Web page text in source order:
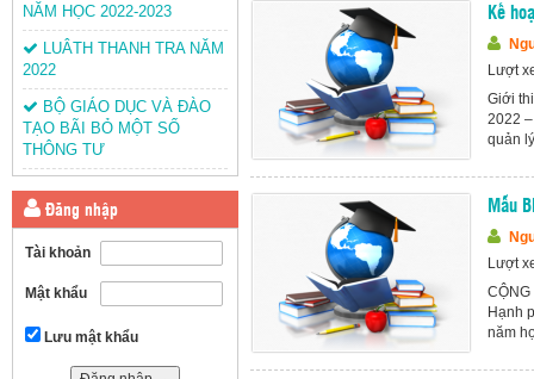
NĂM HỌC 2022-2023
LUÂTH THANH TRA NĂM
2022
BỘ GIÁO DỤC VÀ ĐÀO
TẠO BÃI BỎ MỘT SỐ
THÔNG TƯ
Đăng nhập
Tài khoản
Mật khẩu
Lưu mật khẩu
Kế
Lượt
Giới
2022
quản
Mẫu
Lượt
CỘNG
Hạnh
năm